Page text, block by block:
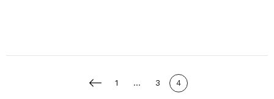
PagePage
1 … Page
3 Page
4